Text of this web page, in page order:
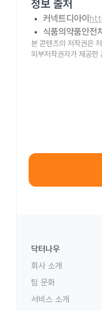
정보 출처
커넥트디아이
식품의약품안전
본 콘텐츠의 저작권은
외부저작권자가 제공한
닥터나우
회사 소개
팀 문화
서비스 소개